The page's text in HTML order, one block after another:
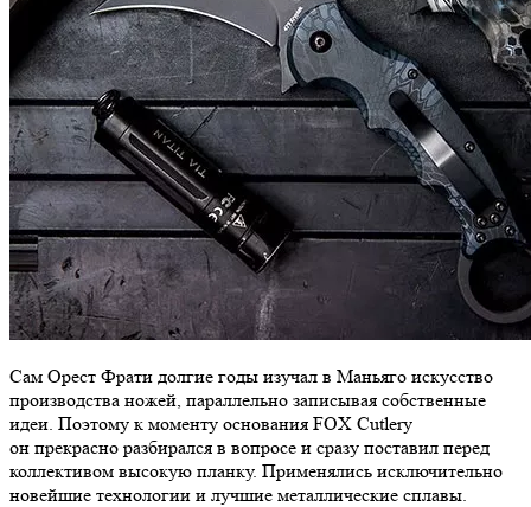
Сам Орест Фрати долгие годы изучал в Маньяго искусство
производства ножей, параллельно записывая собственные
идеи. Поэтому к моменту основания FOX Cutlery
он прекрасно разбирался в вопросе и сразу поставил перед
коллективом высокую планку. Применялись исключительно
новейшие технологии и лучшие металлические сплавы.